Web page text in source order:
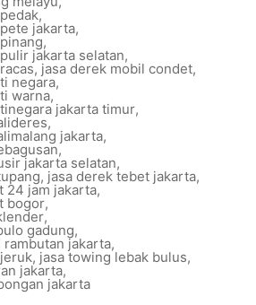
,
jakarta,
,
jakarta selatan,
, jasa derek mobil condet,
negara,
warna,
jakarta timur,
,
jakarta,
,
jakarta selatan,
, jasa derek tebet jakarta,
24 jam jakarta,
bogor,
,
gadung,
jakarta,
, jasa towing lebak bulus,
jakarta,
jakarta